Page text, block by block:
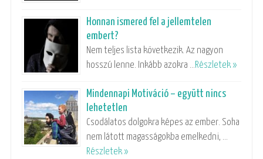
Honnan ismered fel a jellemtelen
embert?
Nem teljes lista következik. Az nagyon
hosszú lenne. Inkább azokra …Részletek »
Mindennapi Motiváció – együtt nincs
lehetetlen
Csodálatos dolgokra képes az ember. Soha
nem látott magasságokba emelkedni, …
Részletek »